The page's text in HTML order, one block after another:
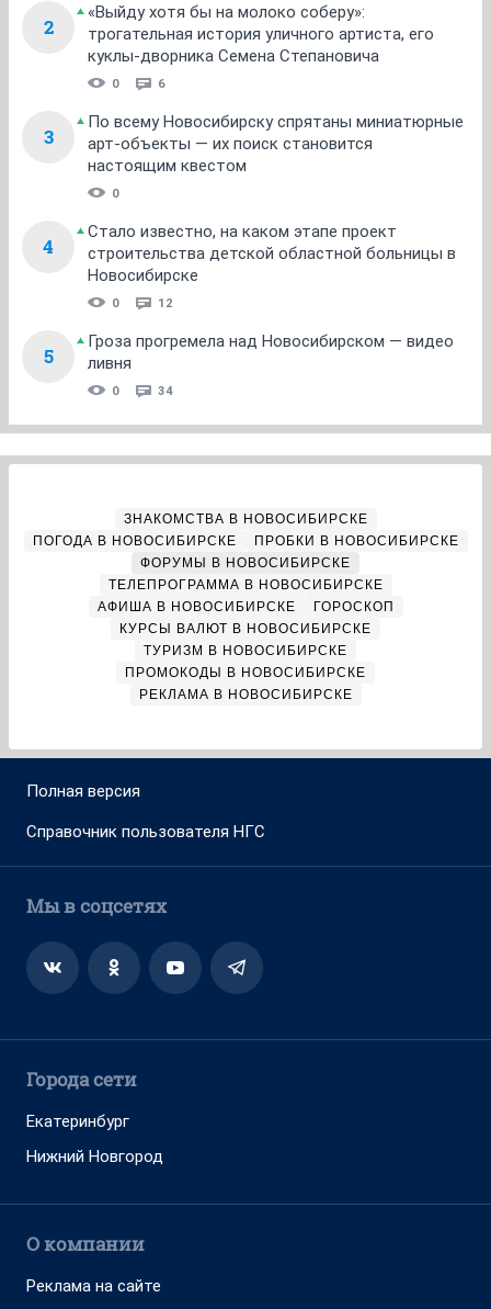
2
«Выйду хотя бы на молоко соберу»:
трогательная история уличного артиста, его
куклы-дворника Семена Степановича
0 6
3
По всему Новосибирску спрятаны миниатюрные
арт-объекты — их поиск становится
настоящим квестом
0
4
Стало известно, на каком этапе проект
строительства детской областной больницы в
Новосибирске
0 12
5
Гроза прогремела над Новосибирском — видео
ливня
0 34
ЗНАКОМСТВА В НОВОСИБИРСКЕ
ПОГОДА В НОВОСИБИРСКЕ
ПРОБКИ В НОВОСИБИРСКЕ
ФОРУМЫ В НОВОСИБИРСКЕ
ТЕЛЕПРОГРАММА В НОВОСИБИРСКЕ
АФИША В НОВОСИБИРСКЕ
ГОРОСКОП
КУРСЫ ВАЛЮТ В НОВОСИБИРСКЕ
ТУРИЗМ В НОВОСИБИРСКЕ
ПРОМОКОДЫ В НОВОСИБИРСКЕ
РЕКЛАМА В НОВОСИБИРСКЕ
Полная версия
Справочник пользователя НГС
Мы в соцсетях
Города сети
Екатеринбург
Нижний Новгород
О компании
Реклама на сайте